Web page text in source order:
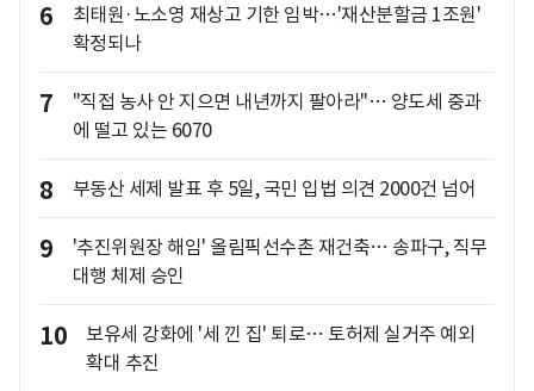
6
최태원·노소영 재상고 기한 임박…'재산분할금 1조원'
확정되나
7
"직접 농사 안 지으면 내년까지 팔아라"… 양도세 중과
에 떨고 있는 6070
8 부동산 세제 발표 후 5일, 국민 입법 의견 2000건 넘어
9
'추진위원장 해임' 올림픽선수촌 재건축… 송파구, 직무
대행 체제 승인
10
보유세 강화에 '세 낀 집' 퇴로… 토허제 실거주 예외
확대 추진